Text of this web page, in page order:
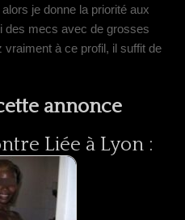
je donne la priorité aux
des mecs avec de grosses
à ce profil, il suffit de
annonce
Liée à Lyon :